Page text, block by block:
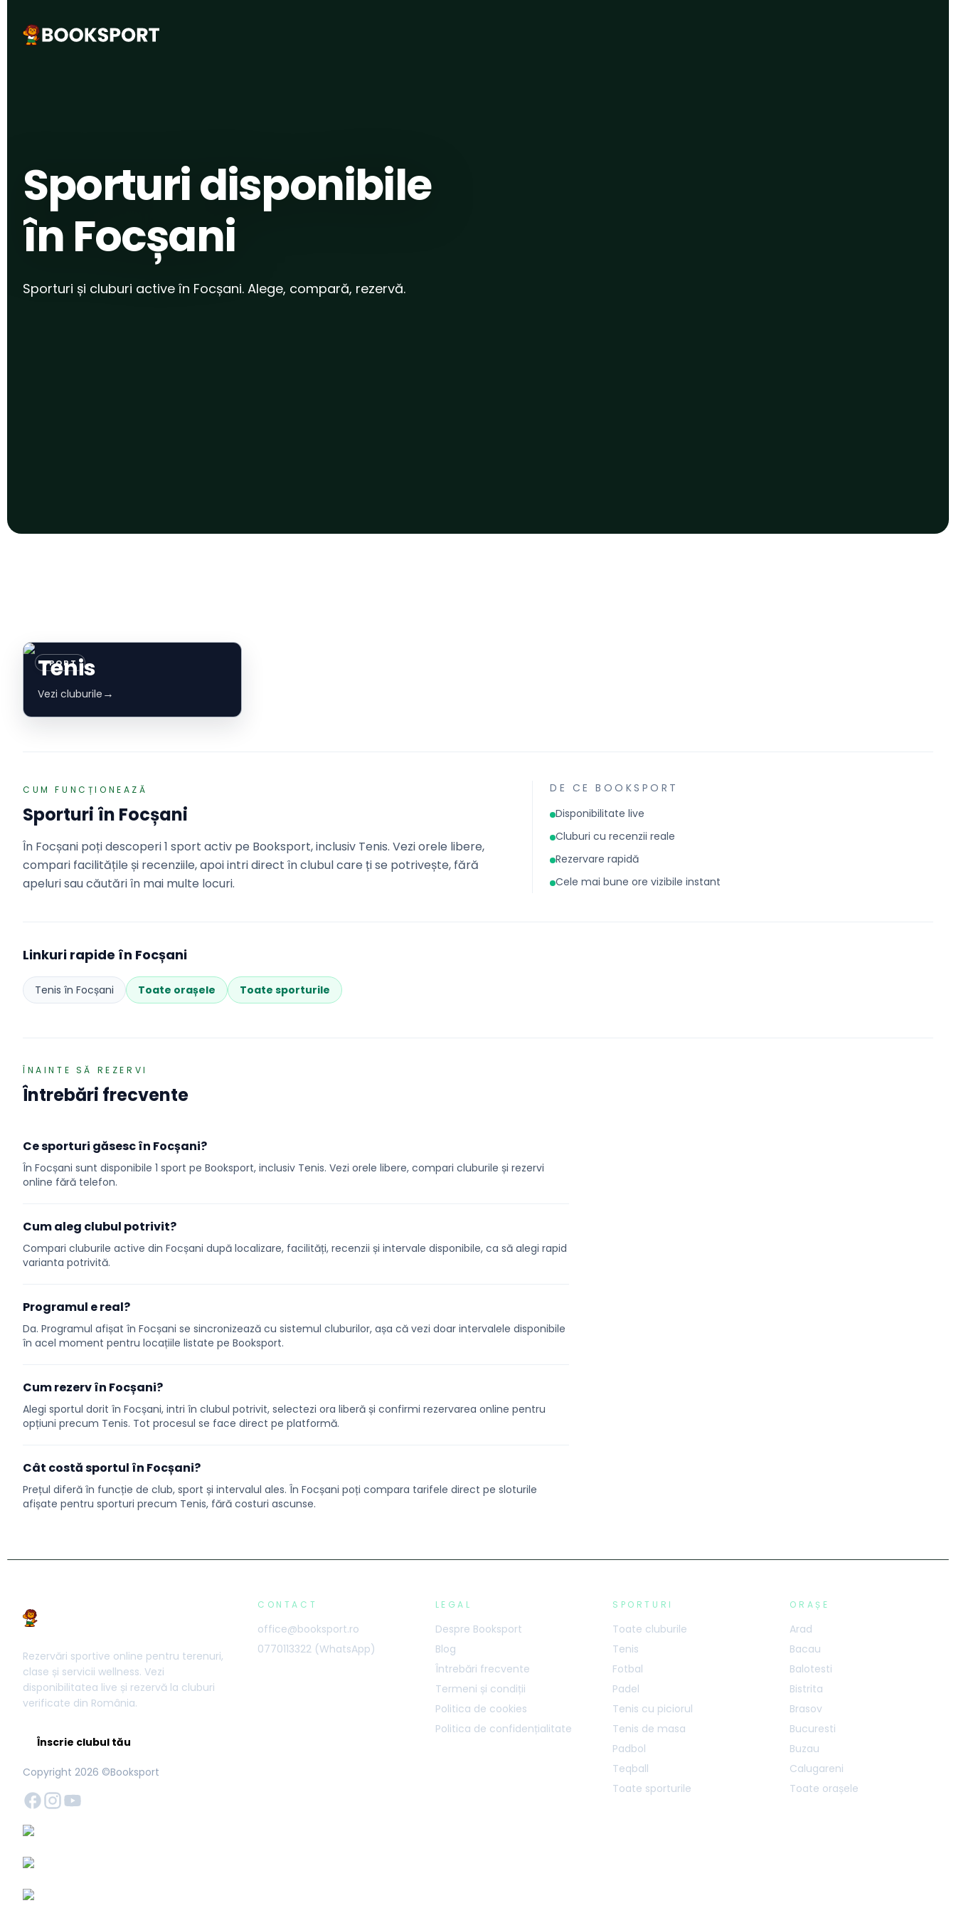
Sporturi disponibile
în Focșani
Sporturi și cluburi active în Focșani. Alege, compară, rezervă.
SPORT
Tenis
Vezi cluburile →
CUM FUNCȚIONEAZĂ
Sporturi în Focșani
În Focșani poți descoperi 1 sport activ pe Booksport, inclusiv Tenis. Vezi orele libere,
compari facilitățile și recenziile, apoi intri direct în clubul care ți se potrivește, fără
apeluri sau căutări în mai multe locuri.
DE CE BOOKSPORT
Disponibilitate live
Cluburi cu recenzii reale
Rezervare rapidă
Cele mai bune ore vizibile instant
Linkuri rapide în Focșani
Tenis în Focșani Toate orașele Toate sporturile
ÎNAINTE SĂ REZERVI
Întrebări frecvente
Ce sporturi găsesc în Focșani?
În Focșani sunt disponibile 1 sport pe Booksport, inclusiv Tenis. Vezi orele libere, compari cluburile și rezervi
online fără telefon.
Cum aleg clubul potrivit?
Compari cluburile active din Focșani după localizare, facilități, recenzii și intervale disponibile, ca să alegi rapid
varianta potrivită.
Programul e real?
Da. Programul afișat în Focșani se sincronizează cu sistemul cluburilor, așa că vezi doar intervalele disponibile
în acel moment pentru locațiile listate pe Booksport.
Cum rezerv în Focșani?
Alegi sportul dorit în Focșani, intri în clubul potrivit, selectezi ora liberă și confirmi rezervarea online pentru
opțiuni precum Tenis. Tot procesul se face direct pe platformă.
Cât costă sportul în Focșani?
Prețul diferă în funcție de club, sport și intervalul ales. În Focșani poți compara tarifele direct pe sloturile
afișate pentru sporturi precum Tenis, fără costuri ascunse.
Rezervări sportive online pentru terenuri,
clase și servicii wellness. Vezi
disponibilitatea live și rezervă la cluburi
verificate din România.
Înscrie clubul tău
Copyright 2026 ©Booksport
CONTACT
office@booksport.ro
0770113322 (WhatsApp)
LEGAL
Despre Booksport
Blog
Întrebări frecvente
Termeni și condiții
Politica de cookies
Politica de confidențialitate
SPORTURI
Toate cluburile
Tenis
Fotbal
Padel
Tenis cu piciorul
Tenis de masa
Padbol
Teqball
Toate sporturile
ORAȘE
Arad
Bacau
Balotesti
Bistrita
Brasov
Bucuresti
Buzau
Calugareni
Toate orașele